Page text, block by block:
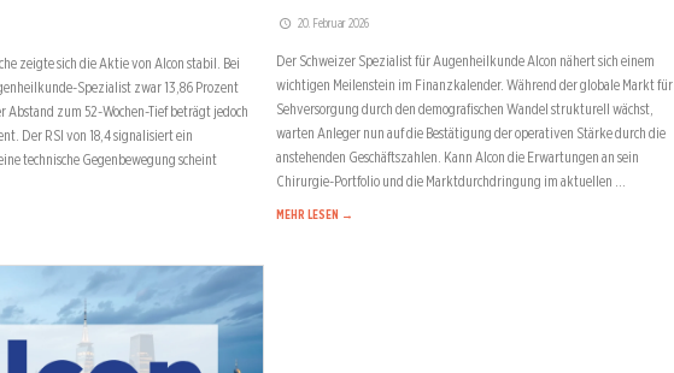
zeigte sich die Aktie von Alcon stabil. Bei
Spezialist zwar 13,86 Prozent
Abstand zum 52-Wochen-Tief beträgt jedoch
Der RSI von 18,4 signalisiert ein
technische Gegenbewegung scheint
20. Februar 2026
Der Schweizer Spezialist für Augenheilkunde Alcon nähert sich einem
wichtigen Meilenstein im Finanzkalender. Während der globale Markt für
Sehversorgung durch den demografischen Wandel strukturell wächst,
warten Anleger nun auf die Bestätigung der operativen Stärke durch die
anstehenden Geschäftszahlen. Kann Alcon die Erwartungen an sein
Chirurgie-Portfolio und die Marktdurchdringung im aktuellen …
MEHR LESEN →